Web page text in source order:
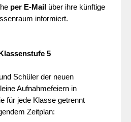
per E-Mail über ihre künftige
informiert.
5
Schüler der neuen
Aufnahmefeiern in
für jede Klasse getrennt
Zeitplan: